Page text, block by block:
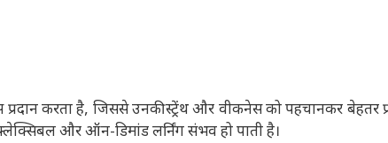
प्रदान करता है, जिससे उनकी स्ट्रेंथ और वीकनेस को पहचानकर बेहतर
और ऑन-डिमांड लर्निंग संभव हो पाती है।